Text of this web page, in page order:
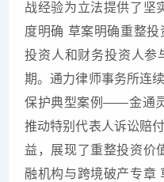
战经验为立法提供了坚
度明确 草案明确重整
投资人和财务投资人参
期。通力律师事务所连
保护典型案例——金通
推动特别代表人诉讼赔
益，展现了重整投资价
融机构与跨境破产专章